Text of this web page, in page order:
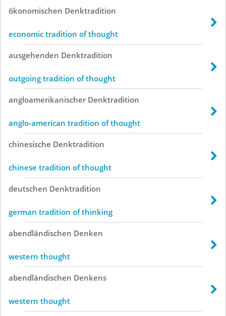
ökonomischen Denktradition
economic tradition of thought
ausgehenden Denktradition
outgoing tradition of thought
angloamerikanischer Denktradition
anglo-american tradition of thought
chinesische Denktradition
chinese tradition of thought
deutschen Denktradition
german tradition of thinking
abendländischen Denken
western thought
abendländischen Denkens
western thought